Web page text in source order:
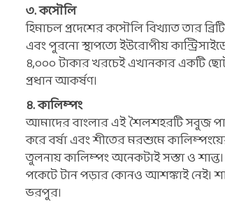
৩. কসৌলি
হিমাচল প্রদেশের কসৌলি বিখ্যাত তার
এবং পুরনো স্থাপত্যে ইউরোপীয়
৪,০০০ টাকার খরচেই এখানকার একটি ছোট
প্রধান আকর্ষণ।
৪. কালিম্পং
আমাদের বাংলার এই শৈলশহরটি সবুজ
করে বর্ষা এবং শীতের মরশুমে
তুলনায় কালিম্পং অনেকটাই সস্তা ও শান্ত।
পকেটে টান পড়ার কোনও আশঙ্কাই নেই।
ভরপুর।